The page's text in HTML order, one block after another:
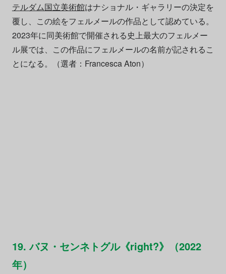
テルダム国立美術館はナショナル・ギャラリーの決定を
覆し、この絵をフェルメールの作品として認めている。
2023年に同美術館で開催される史上最大のフェルメー
ル展では、この作品にフェルメールの名前が記されるこ
とになる。（選者：Francesca Aton）
19. バヌ・センネトグル《right?》（2022
年）